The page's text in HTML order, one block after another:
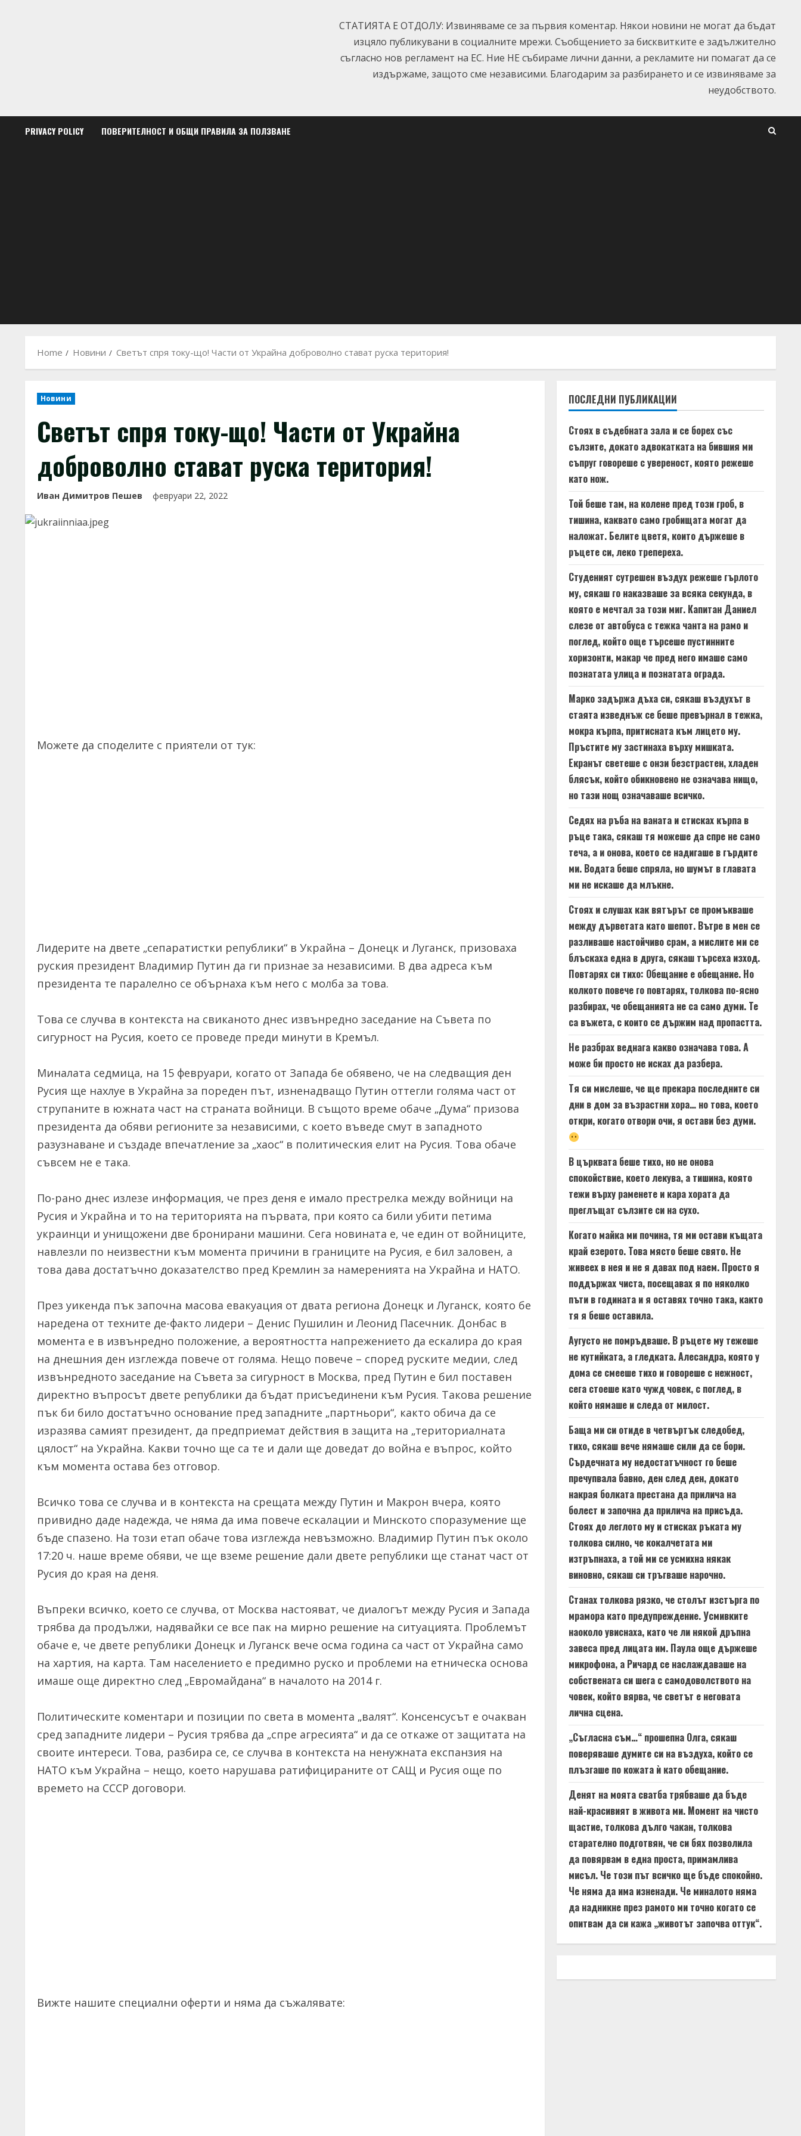
СТАТИЯТА Е ОТДОЛУ: Извиняваме се за първия коментар. Някои новини не могат да бъдат
изцяло публикувани в социалните мрежи. Съобщението за бисквитките е задължително
съгласно нов регламент на ЕС. Ние НЕ събираме лични данни, а рекламите ни помагат да се
издържаме, защото сме независими. Благодарим за разбирането и се извиняваме за
неудобството.
PRIVACY POLICY ПОВЕРИТЕЛНОСТ И ОБЩИ ПРАВИЛА ЗА ПОЛЗВАНЕ
Home Новини Светът спря току-що! Части от Украйна доброволно стават руска територия!
Новини
Светът спря току-що! Части от Украйна
доброволно стават руска територия!
Иван Димитров Пешев февруари 22, 2022
Можете да споделите с приятели от тук:
Лидерите на двете „сепаратистки републики“ в Украйна – Донецк и Луганск, призоваха
руския президент Владимир Путин да ги признае за независими. В два адреса към
президента те паралелно се обърнаха към него с молба за това.
Това се случва в контекста на свиканото днес извънредно заседание на Съвета по
сигурност на Русия, което се проведе преди минути в Кремъл.
Миналата седмица, на 15 февруари, когато от Запада бе обявено, че на следващия ден
Русия ще нахлуе в Украйна за пореден път, изненадващо Путин оттегли голяма част от
струпаните в южната част на страната войници. В същото време обаче „Дума“ призова
президента да обяви регионите за независими, с което въведе смут в западното
разузнаване и създаде впечатление за „хаос“ в политическия елит на Русия. Това обаче
съвсем не е така.
По-рано днес излезе информация, че през деня е имало престрелка между войници на
Русия и Украйна и то на територията на първата, при която са били убити петима
украинци и унищожени две бронирани машини. Сега новината е, че един от войниците,
навлезли по неизвестни към момента причини в границите на Русия, е бил заловен, а
това дава достатъчно доказателство пред Кремлин за намеренията на Украйна и НАТО.
През уикенда пък започна масова евакуация от двата региона Донецк и Луганск, която бе
наредена от техните де-факто лидери – Денис Пушилин и Леонид Пасечник. Донбас в
момента е в извънредно положение, а вероятността напрежението да ескалира до края
на днешния ден изглежда повече от голяма. Нещо повече – според руските медии, след
извънредното заседание на Съвета за сигурност в Москва, пред Путин е бил поставен
директно въпросът двете републики да бъдат присъединени към Русия. Такова решение
пък би било достатъчно основание пред западните „партньори“, както обича да се
изразява самият президент, да предприемат действия в защита на „териториалната
цялост“ на Украйна. Какви точно ще са те и дали ще доведат до война е въпрос, който
към момента остава без отговор.
Всичко това се случва и в контекста на срещата между Путин и Макрон вчера, която
привидно даде надежда, че няма да има повече ескалации и Минското споразумение ще
бъде спазено. На този етап обаче това изглежда невъзможно. Владимир Путин пък около
17:20 ч. наше време обяви, че ще вземе решение дали двете републики ще станат част от
Русия до края на деня.
Въпреки всичко, което се случва, от Москва настояват, че диалогът между Русия и Запада
трябва да продължи, надявайки се все пак на мирно решение на ситуацията. Проблемът
обаче е, че двете републики Донецк и Луганск вече осма година са част от Украйна само
на хартия, на карта. Там населението е предимно руско и проблеми на етническа основа
имаше още директно след „Евромайдана“ в началото на 2014 г.
Политическите коментари и позиции по света в момента „валят“. Консенсусът е очакван
сред западните лидери – Русия трябва да „спре агресията“ и да се откаже от защитата на
своите интереси. Това, разбира се, се случва в контекста на ненужната експанзия на
НАТО към Украйна – нещо, което нарушава ратифицираните от САЩ и Русия още по
времето на СССР договори.
Вижте нашите специални оферти и няма да съжалявате:
ПОСЛЕДНИ ПУБЛИКАЦИИ
Стоях в съдебната зала и се борех със
сълзите, докато адвокатката на бившия ми
съпруг говореше с увереност, която режеше
като нож.
Той беше там, на колене пред този гроб, в
тишина, каквато само гробищата могат да
наложат. Белите цветя, които държеше в
ръцете си, леко трепереха.
Студеният сутрешен въздух режеше гърлото
му, сякаш го наказваше за всяка секунда, в
която е мечтал за този миг. Капитан Даниел
слезе от автобуса с тежка чанта на рамо и
поглед, който още търсеше пустинните
хоризонти, макар че пред него имаше само
познатата улица и познатата ограда.
Марко задържа дъха си, сякаш въздухът в
стаята изведнъж се беше превърнал в тежка,
мокра кърпа, притисната към лицето му.
Пръстите му застинаха върху мишката.
Екранът светеше с онзи безстрастен, хладен
блясък, който обикновено не означава нищо,
но тази нощ означаваше всичко.
Седях на ръба на ваната и стисках кърпа в
ръце така, сякаш тя можеше да спре не само
теча, а и онова, което се надигаше в гърдите
ми. Водата беше спряла, но шумът в главата
ми не искаше да млъкне.
Стоях и слушах как вятърът се промъкваше
между дърветата като шепот. Вътре в мен се
разливаше настойчиво срам, а мислите ми се
блъскаха една в друга, сякаш търсеха изход.
Повтарях си тихо: Обещание е обещание. Но
колкото повече го повтарях, толкова по-ясно
разбирах, че обещанията не са само думи. Те
са въжета, с които се държим над пропастта.
Не разбрах веднага какво означава това. А
може би просто не исках да разбера.
Тя си мислеше, че ще прекара последните си
дни в дом за възрастни хора… но това, което
откри, когато отвори очи, я остави без думи.
В църквата беше тихо, но не онова
спокойствие, което лекува, а тишина, която
тежи върху раменете и кара хората да
преглъщат сълзите си на сухо.
Когато майка ми почина, тя ми остави къщата
край езерото. Това място беше свято. Не
живеех в нея и не я давах под наем. Просто я
поддържах чиста, посещавах я по няколко
пъти в годината и я оставях точно така, както
тя я беше оставила.
Аугусто не помръдваше. В ръцете му тежеше
не кутийката, а гледката. Алесандра, която у
дома се смееше тихо и говореше с нежност,
сега стоеше като чужд човек, с поглед, в
който нямаше и следа от милост.
Баща ми си отиде в четвъртък следобед,
тихо, сякаш вече нямаше сили да се бори.
Сърдечната му недостатъчност го беше
пречупвала бавно, ден след ден, докато
накрая болката престана да прилича на
болест и започна да прилича на присъда.
Стоях до леглото му и стисках ръката му
толкова силно, че кокалчетата ми
изтръпнаха, а той ми се усмихна някак
виновно, сякаш си тръгваше нарочно.
Станах толкова рязко, че столът изстърга по
мрамора като предупреждение. Усмивките
наоколо увиснаха, като че ли някой дръпна
завеса пред лицата им. Паула още държеше
микрофона, а Ричард се наслаждаваше на
собствената си шега с самодоволството на
човек, който вярва, че светът е неговата
лична сцена.
„Съгласна съм…“ прошепна Олга, сякаш
поверяваше думите си на въздуха, който се
плъзгаше по кожата ѝ като обещание.
Денят на моята сватба трябваше да бъде
най-красивият в живота ми. Момент на чисто
щастие, толкова дълго чакан, толкова
старателно подготвян, че си бях позволила
да повярвам в една проста, примамлива
мисъл. Че този път всичко ще бъде спокойно.
Че няма да има изненади. Че миналото няма
да надникне през рамото ми точно когато се
опитвам да си кажа „животът започва оттук“.